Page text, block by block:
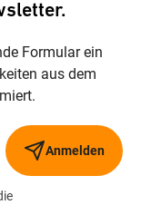
Formular ein
aus dem
Anmelden